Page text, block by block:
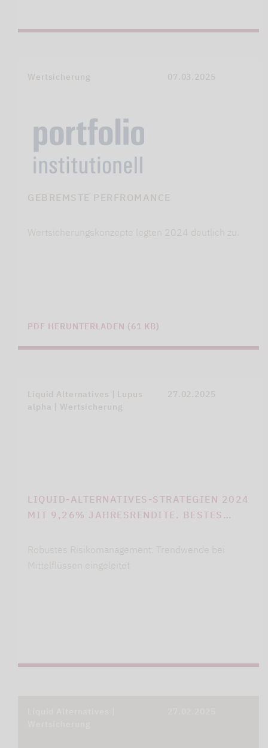
Wertsicherung 07.03.2025
GEBREMSTE PERFROMANCE
Wertsicherungskonzepte legten 2024 deutlich zu.
PDF HERUNTERLADEN (61 KB)
Liquid Alternatives | Lupus
alpha | Wertsicherung
27.02.2025
LIQUID-ALTERNATIVES-STRATEGIEN 2024
MIT 9,26% JAHRESRENDITE. BESTES…
Robustes Risikomanagement. Trendwende bei
Mittelflüssen eingeleitet